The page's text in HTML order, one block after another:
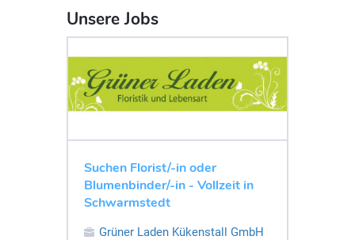
Unsere Jobs
Suchen Florist/-in oder
Blumenbinder/-in - Vollzeit in
Schwarmstedt
Grüner Laden Kükenstall GmbH